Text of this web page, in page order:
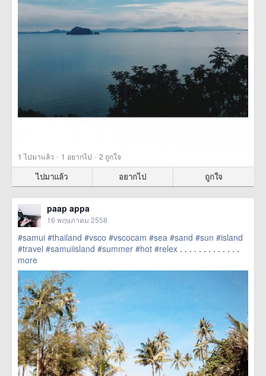
1 ไปมาแล้ว · 1 อยากไป · 2 ถูกใจ
ไปมาแล้ว อยากไป ถูกใจ
paap appa
16 พฤษภาคม 2558
#samui #thailand #vsco #vscocam #sea #sand #sun #island
#travel #samuiisland #summer #hot #relex . . . . . . . . . . . . .
more